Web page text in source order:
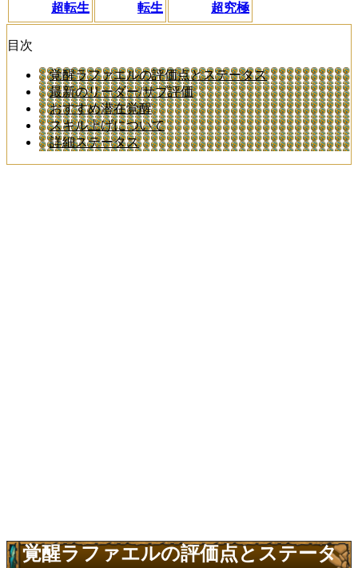
超転生 転生 超究極
目次
覚醒ラファエルの評価点とステータス
最新のリーダー/サブ評価
おすすめ潜在覚醒
スキル上げについて
詳細ステータス
覚醒ラファエルの評価点とステータ